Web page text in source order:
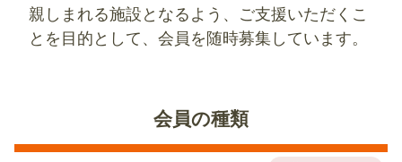
親しまれる施設となるよう、ご支援いただくこ
とを目的として、会員を随時募集しています。
会員の種類